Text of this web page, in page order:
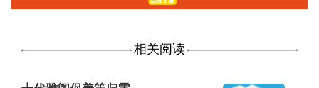
相关阅读